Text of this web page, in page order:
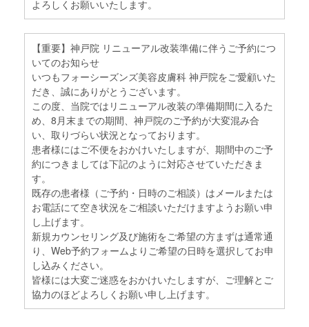
よろしくお願いいたします。
【重要】神戸院 リニューアル改装準備に伴うご予約につ
いてのお知らせ
いつもフォーシーズンズ美容皮膚科 神戸院をご愛顧いた
だき、誠にありがとうございます。
この度、当院ではリニューアル改装の準備期間に入るた
め、8月末までの期間、神戸院のご予約が大変混み合
い、取りづらい状況となっております。
患者様にはご不便をおかけいたしますが、期間中のご予
約につきましては下記のように対応させていただきま
す。
既存の患者様（ご予約・日時のご相談）はメールまたは
お電話にて空き状況をご相談いただけますようお願い申
し上げます。
新規カウンセリング及び施術をご希望の方まずは通常通
り、Web予約フォームよりご希望の日時を選択してお申
し込みください。
皆様には大変ご迷惑をおかけいたしますが、ご理解とご
協力のほどよろしくお願い申し上げます。